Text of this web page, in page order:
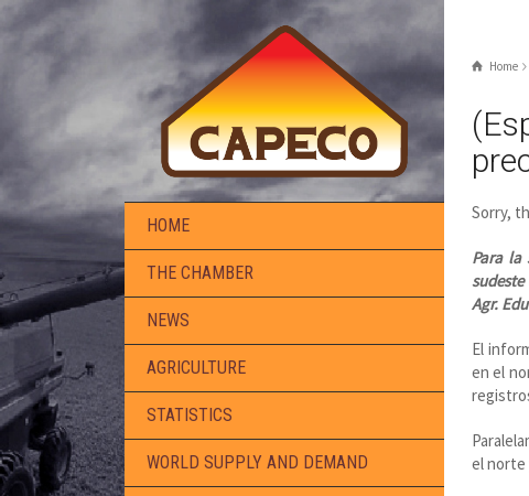
HOME
THE CHAMBER
NEWS
AGRICULTURE
STATISTICS
WORLD SUPPLY AND DEMAND
Home
Sorry,
Para la
Agr.
El
en el
el norte